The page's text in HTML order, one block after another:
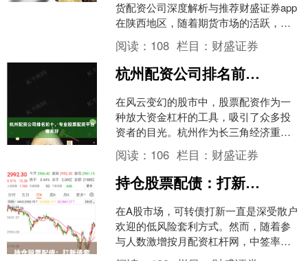
货配资公司深度解析与推荐财盛证券app
在陕西地区，随着期货市场的活跃，越
来越多的投资者开始关注期货配资这一
杠杆工具。然而....
阅读： 108 栏目： 财盛证券
杭州配资公司排名前十，专业股票配资平台哪家好
在风云变幻的股市中，股票配资作为一
种放大资金杠杆的工具，吸引了众多投
资者的目光。杭州作为长三角经济重
镇，金融活动活跃，各类配资平台也应
运而生。面对市场上“杭州配....
阅读： 106 栏目： 财盛证券
持仓股票配债：打新债套利策略详解
在A股市场，可转债打新一直是深受散户
欢迎的低风险套利方式。然而，随着参
与人数激增按月配资杠杆网，中签率持
续走低。此时，**持仓股票配债**作为一